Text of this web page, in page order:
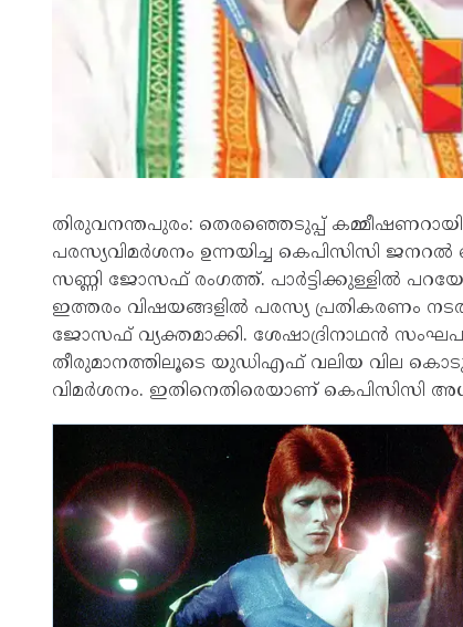
തിരുവനന്തപുരം: തെരഞ്ഞെടുപ്പ് കമ്മീഷണറായി
പരസ്യവിമര്‍ശനം ഉന്നയിച്ച കെപിസിസി ജനറല്‍
സണ്ണി ജോസഫ് രംഗത്ത്. പാര്‍ട്ടിക്കുള്ളില്‍
ഇത്തരം വിഷയങ്ങളില്‍ പരസ്യ പ്രതികരണം
ജോസഫ് വ്യക്തമാക്കി. ശേഷാദ്രിനാഥന്‍
തീരുമാനത്തിലൂടെ യുഡിഎഫ് വലിയ വില
വിമര്‍ശനം. ഇതിനെതിരെയാണ് കെപിസിസി